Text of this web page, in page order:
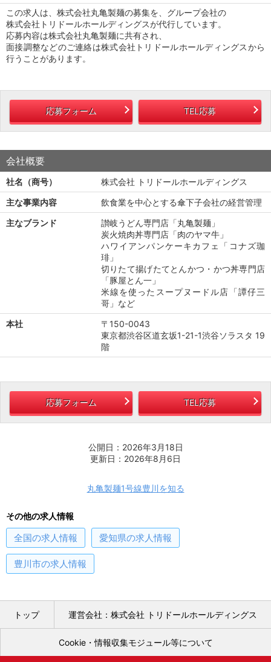
この求人は、株式会社丸亀製麺の募集を、グループ会社の
株式会社トリドールホールディングスが代行しています。
応募内容は株式会社丸亀製麺に共有され、
面接調整などのご連絡は株式会社トリドールホールディングスから
行うことがあります。
応募フォーム TEL応募
会社概要
社名（商号）
株式会社 トリドールホールディングス
主な事業内容
飲食業を中心とする傘下子会社の経営管理
主なブランド
讃岐うどん専門店「丸亀製麺」
炭火焼肉丼専門店「肉のヤマ牛」
ハワイアンパンケーキカフェ「コナズ珈
琲」
切りたて揚げたてとんかつ・かつ丼専門店
「豚屋とん一」
米線を使ったスープヌードル店「譚仔三
哥」など
本社
〒150-0043
東京都渋谷区道玄坂1-21-1渋谷ソラスタ 19
階
応募フォーム TEL応募
公開日：2026年3月18日
更新日：2026年8月6日
丸亀製麺1号線豊川を知る
その他の求人情報
全国の求人情報 愛知県の求人情報
豊川市の求人情報
トップ 運営会社：株式会社 トリドールホールディングス
Cookie・情報収集モジュール等について